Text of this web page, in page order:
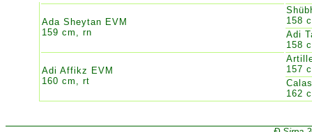
Ada Sheytan EVM
159 cm, rn
158
Adi
158
Adi Affikz EVM
160 cm, rt
157
162